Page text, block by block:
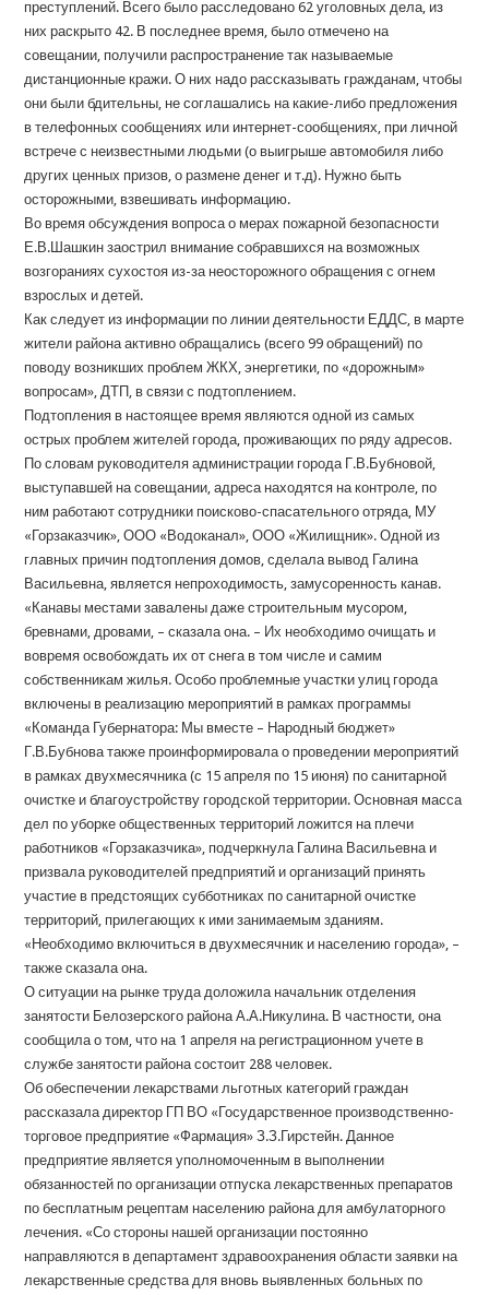
преступлений. Всего было расследовано 62 уголовных дела, из
них раскрыто 42. В последнее время, было отмечено на
совещании, получили распространение так называемые
дистанционные кражи. О них надо рассказывать гражданам, чтобы
они были бдительны, не соглашались на какие-либо предложения
в телефонных сообщениях или интернет-сообщениях, при личной
встрече с неизвестными людьми (о выигрыше автомобиля либо
других ценных призов, о размене денег и т.д). Нужно быть
осторожными, взвешивать информацию.
Во время обсуждения вопроса о мерах пожарной безопасности
Е.В.Шашкин заострил внимание собравшихся на возможных
возгораниях сухостоя из-за неосторожного обращения с огнем
взрослых и детей.
Как следует из информации по линии деятельности ЕДДС, в марте
жители района активно обращались (всего 99 обращений) по
поводу возникших проблем ЖКХ, энергетики, по «дорожным»
вопросам», ДТП, в связи с подтоплением.
Подтопления в настоящее время являются одной из самых
острых проблем жителей города, проживающих по ряду адресов.
По словам руководителя администрации города Г.В.Бубновой,
выступавшей на совещании, адреса находятся на контроле, по
ним работают сотрудники поисково-спасательного отряда, МУ
«Горзаказчик», ООО «Водоканал», ООО «Жилищник». Одной из
главных причин подтопления домов, сделала вывод Галина
Васильевна, является непроходимость, замусоренность канав.
«Канавы местами завалены даже строительным мусором,
бревнами, дровами, – сказала она. – Их необходимо очищать и
вовремя освобождать их от снега в том числе и самим
собственникам жилья. Особо проблемные участки улиц города
включены в реализацию мероприятий в рамках программы
«Команда Губернатора: Мы вместе – Народный бюджет»
Г.В.Бубнова также проинформировала о проведении мероприятий
в рамках двухмесячника (с 15 апреля по 15 июня) по санитарной
очистке и благоустройству городской территории. Основная масса
дел по уборке общественных территорий ложится на плечи
работников «Горзаказчика», подчеркнула Галина Васильевна и
призвала руководителей предприятий и организаций принять
участие в предстоящих субботниках по санитарной очистке
территорий, прилегающих к ими занимаемым зданиям.
«Необходимо включиться в двухмесячник и населению города», –
также сказала она.
О ситуации на рынке труда доложила начальник отделения
занятости Белозерского района А.А.Никулина. В частности, она
сообщила о том, что на 1 апреля на регистрационном учете в
службе занятости района состоит 288 человек.
Об обеспечении лекарствами льготных категорий граждан
рассказала директор ГП ВО «Государственное производственно-
торговое предприятие «Фармация» З.З.Гирстейн. Данное
предприятие является уполномоченным в выполнении
обязанностей по организации отпуска лекарственных препаратов
по бесплатным рецептам населению района для амбулаторного
лечения. «Со стороны нашей организации постоянно
направляются в департамент здравоохранения области заявки на
лекарственные средства для вновь выявленных больных по